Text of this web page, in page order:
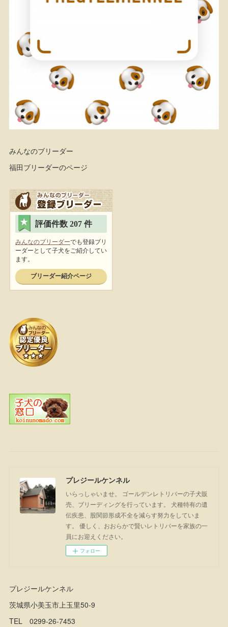
みんなのブリーダー
福田ブリーダーのページ
プレジールケンネル
いらっしゃいませ。 ゴールデンレトリバーの子犬販
売、ブリーディングを行っています。 犬種特有の遺
伝疾患、股関節形成不全を減らす努力をしていま
す。 優しく、おおらかで賢いレトリバーを家族の一
員にお迎えください。
フォロー
プレジールケンネル
茨城県小美玉市上玉里50-9
TEL 0299-26-7453